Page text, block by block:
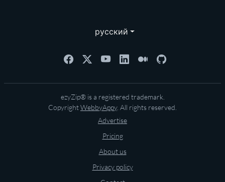
русский
ezyZip® is a registered trademark.
CopyrightWebbyAppy. All rights reserved.
Advertise
Pricing
About us
Privacy policy